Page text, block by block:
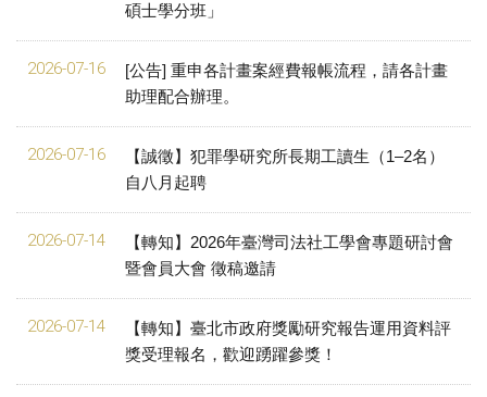
碩士學分班」
2026-07-16
[公告] 重申各計畫案經費報帳流程，請各計畫
助理配合辦理。
2026-07-16
【誠徵】犯罪學研究所長期工讀生（1–2名）
自八月起聘
2026-07-14
【轉知】2026年臺灣司法社工學會專題研討會
暨會員大會 徵稿邀請
2026-07-14
【轉知】臺北市政府獎勵研究報告運⽤資料評
獎受理報名，歡迎踴躍參獎！